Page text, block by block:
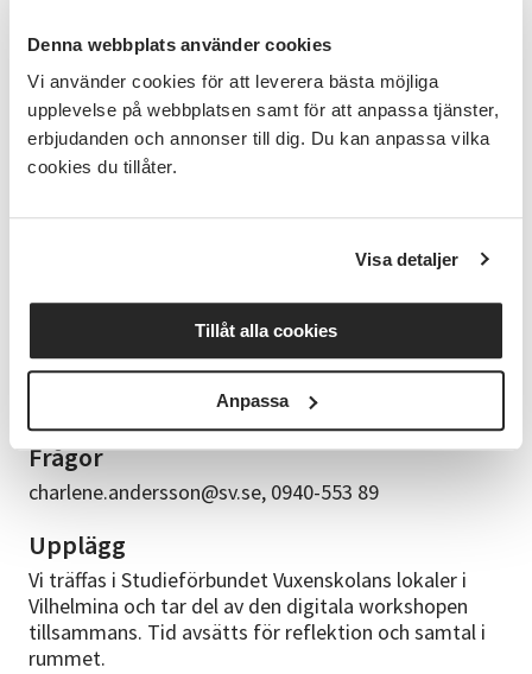
Denna webbplats använder cookies
Vi använder cookies för att leverera bästa möjliga
upplevelse på webbplatsen samt för att anpassa tjänster,
erbjudanden och annonser till dig. Du kan anpassa vilka
cookies du tillåter.
Visa detaljer
Tillåt alla cookies
Anpassa
sätter fokus på en av våra mest grundläggande
behov – mat. Hur kan du/ni bidra till ökad lokal
självförsörjning och stärkt beredskap kring
livsmedel? Här får ni både kunskap och inspiration att
omsätta i praktiken. Workshopen är inte bara
information – det är en möjlighet att börja agera. Ni
tillsammans med andra. Ta steget och var en del av
Ledare
Caroline Ullman, Studieförbundet Vuxenskolan.
Susanne Hjort, f d verksamhetsutvecklare på
Studieförbundet Vuxenskolan.
Frågor
charlene.andersson@sv.se, 0940-553 89
Upplägg
Vi träffas i Studieförbundet Vuxenskolans lokaler i
Vilhelmina och tar del av den digitala workshopen
tillsammans. Tid avsätts för reflektion och samtal i
rummet.